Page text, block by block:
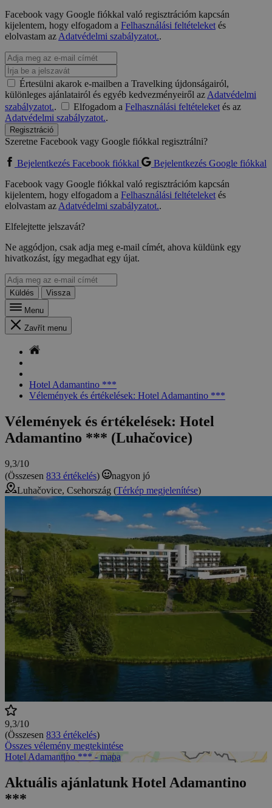
Facebook vagy Google fiókkal való regisztrációm kapcsán
kijelentem, hogy elfogadom a Felhasználási feltételeketés
elolvastam azAdatvédelmi szabályzatot..
Értesülni akarok e-mailben a Travelking újdonságairól,
különleges ajánlatairól és egyéb kedvezményeiről azAdatvédelmi
szabályzatot.. Elfogadom a Felhasználási feltételeketés az
Adatvédelmi szabályzatot..
Regisztráció
Szeretne Facebook vagy Google fiókkal regisztrálni?
Bejelentkezés Facebook fiókkal
Bejelentkezés Google fiókkal
Facebook vagy Google fiókkal való regisztrációm kapcsán
kijelentem, hogy elfogadom a Felhasználási feltételeketés
elolvastam azAdatvédelmi szabályzatot..
Elfelejtette jelszavát?
Ne aggódjon, csak adja meg e-mail címét, ahova küldünk egy
hivatkozást, így megadhat egy újat.
Küldés
Vissza
Menu
Zavřít menu
Hotel Adamantino ***
Vélemények és értékelések: Hotel Adamantino ***
Vélemények és értékelések: Hotel
Adamantino *** (Luhačovice)
9,3/10
(Összesen 833 értékelés)
nagyon jó
Luhačovice, Csehország (Térkép megjelenítése)
9,3/10
(Összesen 833 értékelés)
Összes vélemény megtekintése
Hotel Adamantino *** - mapa
Aktuális ajánlatunk Hotel Adamantino
***